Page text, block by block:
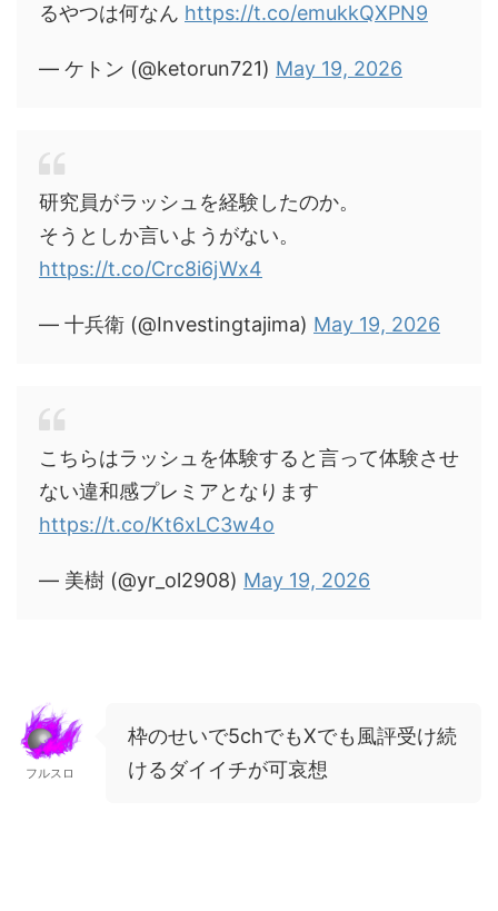
るやつは何なん https://t.co/emukkQXPN9
— ケトン (@ketorun721) May 19, 2026
研究員がラッシュを経験したのか。
そうとしか言いようがない。
https://t.co/Crc8i6jWx4
— 十兵衛 (@Investingtajima) May 19, 2026
こちらはラッシュを体験すると言って体験させ
ない違和感プレミアとなります
https://t.co/Kt6xLC3w4o
— 美樹 (@yr_ol2908) May 19, 2026
フルスロ
枠のせいで5chでもXでも風評受け続
けるダイイチが可哀想